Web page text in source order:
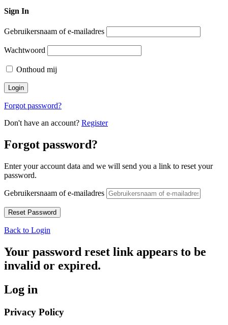
Sign In
Gebruikersnaam of e-mailadres
Wachtwoord
Onthoud mij
Forgot password?
Don't have an account? Register
Forgot password?
Enter your account data and we will send you a link to reset your
password.
Gebruikersnaam of e-mailadres
Back to Login
Your password reset link appears to be
invalid or expired.
Log in
Privacy Policy